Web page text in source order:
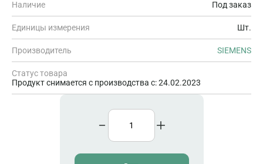
Наличие Под заказ
Единицы измерения Шт.
Производитель SIEMENS
Статус товара
Продукт снимается с производства с: 24.02.2023